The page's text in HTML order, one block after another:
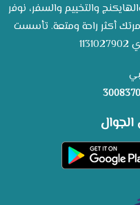
والتخييم والسفر، نوفر
أكثر راحة ومتعة. تأسست